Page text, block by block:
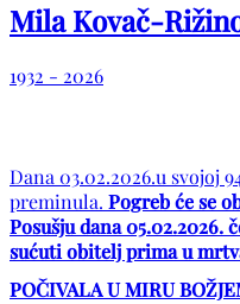
Mila Kovač-
1932 - 2026
Dana 03.02.2026.u svojoj
preminula. Pogreb će se
Posušju dana 05.02.2026.
sućuti obitelj prima u
POČIVALA U MIRU